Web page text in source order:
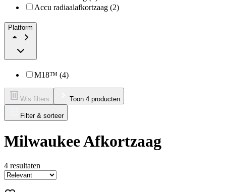
Accu radiaalafkortzaag (2)
Platform
M18™ (4)
Wis filters Toon 4 producten
Filter & sorteer
Milwaukee Afkortzaag
4 resultaten